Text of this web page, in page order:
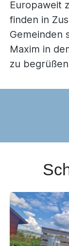
Europaweit
finden in
Gemeinden
Maxim in
zu